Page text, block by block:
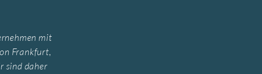
mit
Frankfurt,
sind daher